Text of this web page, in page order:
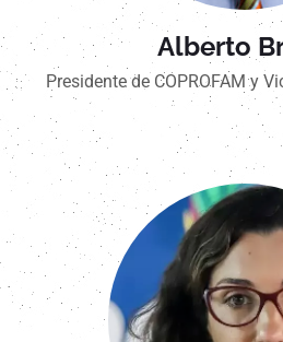
Alberto
Presidente de COPROFAM y